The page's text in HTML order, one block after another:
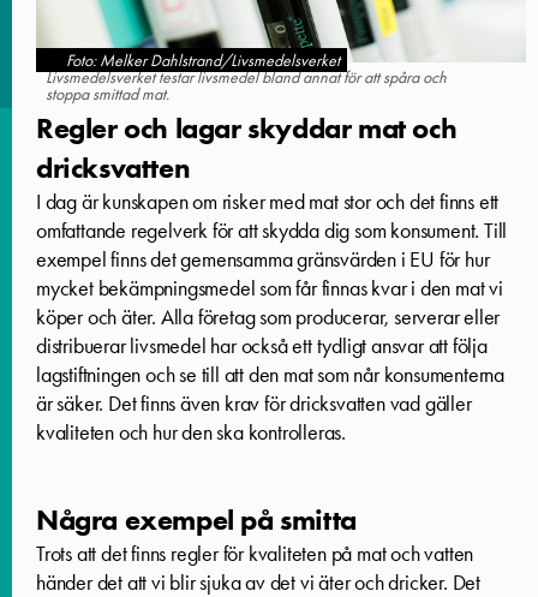
Foto: Melker Dahlstrand/Livsmedelsverket
Livsmedelsverket testar livsmedel bland annat för att spåra och
stoppa smittad mat.
Regler och lagar skyddar mat och
dricksvatten
I dag är kunskapen om risker med mat stor och det finns ett
omfattande regelverk för att skydda dig som konsument. Till
exempel finns det gemensamma gränsvärden i EU för hur
mycket bekämpningsmedel som får finnas kvar i den mat vi
köper och äter. Alla företag som producerar, serverar eller
distribuerar livsmedel har också ett tydligt ansvar att följa
lagstiftningen och se till att den mat som når konsumenterna
är säker. Det finns även krav för dricksvatten vad gäller
kvaliteten och hur den ska kontrolleras.
Några exempel på smitta
Trots att det finns regler för kvaliteten på mat och vatten
händer det att vi blir sjuka av det vi äter och dricker. Det